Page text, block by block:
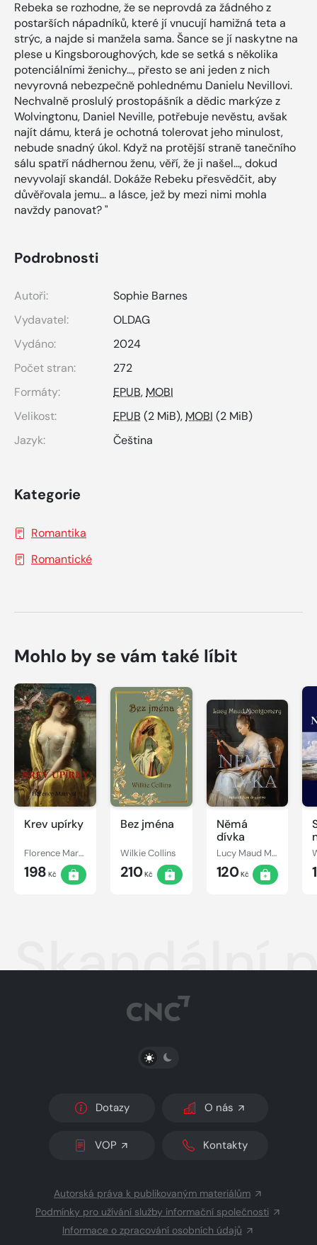
Rebeka se rozhodne, že se neprovdá za žádného z
postarších nápadníků, které jí vnucují hamižná teta a
strýc, a najde si manžela sama. Šance se jí naskytne na
plese u Kingsboroughových, kde se setká s několika
potenciálními ženichy..., přesto se ani jeden z nich
nevyrovná nebezpečně pohlednému Danielu Nevillovi.
Nechvalně proslulý prostopášník a dědic markýze z
Wolvingtonu, Daniel Neville, potřebuje nevěstu, avšak
najít dámu, která je ochotná tolerovat jeho minulost,
nebude snadný úkol. Když na protější straně tanečního
sálu spatří nádhernou ženu, věří, že ji našel..., dokud
nevyvolají skandál. Dokáže Rebeku přesvědčit, aby
důvěřovala jemu... a lásce, jež by mezi nimi mohla
navždy panovat? "
Podrobnosti
Autoři:
Sophie Barnes
Vydavatel:
OLDAG
Vydáno:
2024
Počet stran:
272
Formáty:
EPUB,MOBI
Velikost:
EPUB (2 MiB),MOBI (2 MiB)
Jazyk:
Čeština
Kategorie
Romantika
Romantické
Mohlo by se vám také líbit
Krev upírky
Florence Marryat
198 Kč
Bez jména
Wilkie Collins
210Kč
Němá
dívka
Lucy Maud Montgomery
120Kč
Skandální
PŘEPNOUT SVĚTLÝ/TMAVÝ REŽIM
Dotazy O nás
VOP Kontakty
Autorská práva k publikovaným materiálům
Podmínky pro užívání služby informační společnosti
Informace o zpracování osobních údajů